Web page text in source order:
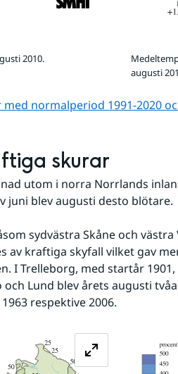
2010.
augusti
med normalperiod 1991-2020
skurar
utom i norra Norrlands
juni blev augusti desto blötare.
av kraftiga skyfall vilket gav
I Trelleborg, med startår
Lund blev årets augusti
respektive 2006.